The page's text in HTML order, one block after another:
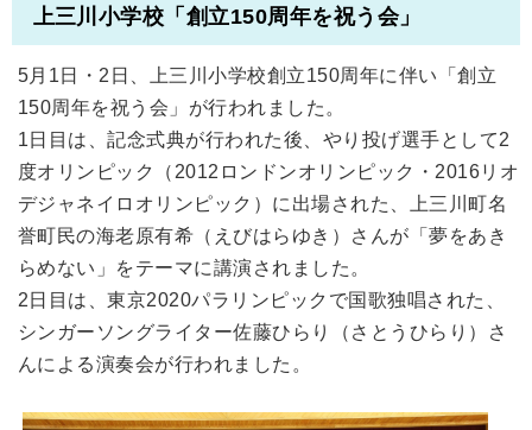
上三川小学校「創立150周年を祝う会」
5月1日・2日、上三川小学校創立150周年に伴い「創立
150周年を祝う会」が行われました。
1日目は、記念式典が行われた後、やり投げ選手として2
度オリンピック（2012ロンドンオリンピック・2016リオ
デジャネイロオリンピック）に出場された、上三川町名
誉町民の海老原有希（えびはらゆき）さんが「夢をあき
らめない」をテーマに講演されました。
2日目は、東京2020パラリンピックで国歌独唱された、
シンガーソングライター佐藤ひらり（さとうひらり）さ
んによる演奏会が行われました。